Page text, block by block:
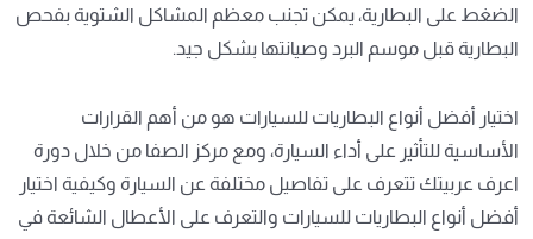
الضغط على البطارية، يمكن تجنب معظم المشاكل الشتوية بفحص
البطارية قبل موسم البرد وصيانتها بشكل جيد.
اختيار أفضل أنواع البطاريات للسيارات هو من أهم القرارات
الأساسية للتأثير على أداء السيارة، ومع مركز الصفا من خلال دورة
اعرف عربيتك تتعرف على تفاصيل مختلفة عن السيارة وكيفية اختيار
أفضل أنواع البطاريات للسيارات والتعرف على الأعطال الشائعة في